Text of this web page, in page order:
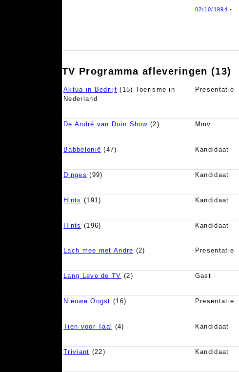
02/10/1994 -
TV Programma afleveringen (13)
Aktua in Bedrijf (15) Toerisme in
Nederland
Presentatie
De André van Duin Show (2) Mmv
Babbelonië (47) Kandidaat
Dinges (99) Kandidaat
Hints (191) Kandidaat
Hints (196) Kandidaat
Lach mee met André (2) Presentatie
Lang Leve de TV (2) Gast
Nieuwe Oogst (16) Presentatie
Tien voor Taal (4) Kandidaat
Triviant (22) Kandidaat